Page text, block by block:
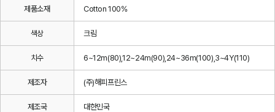
제품소재 Cotton 100%
색상 크림
치수 6~12m(80),12~24m(90),24~36m(100),3~4Y(110)
제조자 (주)해피프린스
제조국 대한민국